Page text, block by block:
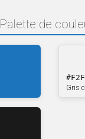
Palette de
Gris